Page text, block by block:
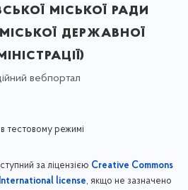
міської ради
державної
вебпортал
тестовому режимі
за ліцензією Creative Commons
license, якщо не зазначено